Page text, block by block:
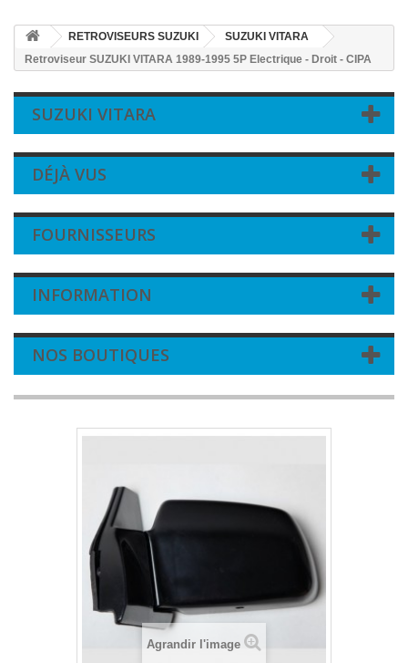
RETROVISEURS SUZUKI
SUZUKI VITARA
Retroviseur SUZUKI VITARA 1989-1995 5P Electrique - Droit - CIPA
SUZUKI VITARA
DÉJÀ VUS
FOURNISSEURS
INFORMATION
NOS BOUTIQUES
Agrandir l'image